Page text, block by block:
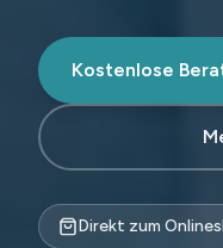
Kostenlose
Direkt zum